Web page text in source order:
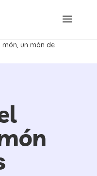
món, un món de